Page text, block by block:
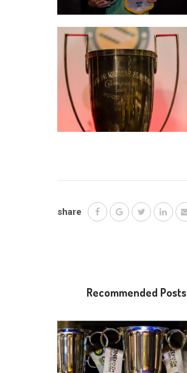
share
Recommended Posts